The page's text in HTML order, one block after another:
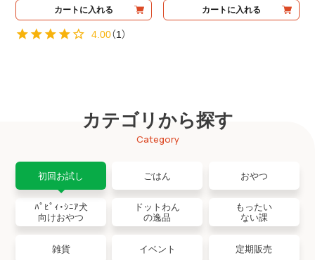
カートに入れる
4.00（1 ）
カートに入れる
カテゴリから探す
Category
初回お試し ごはん おやつ
ﾊﾟﾋﾟｨ・ｼﾆｱ犬
向けおやつ
ドットわん
の逸品
もったい
ない課
雑貨 イベント 定期販売